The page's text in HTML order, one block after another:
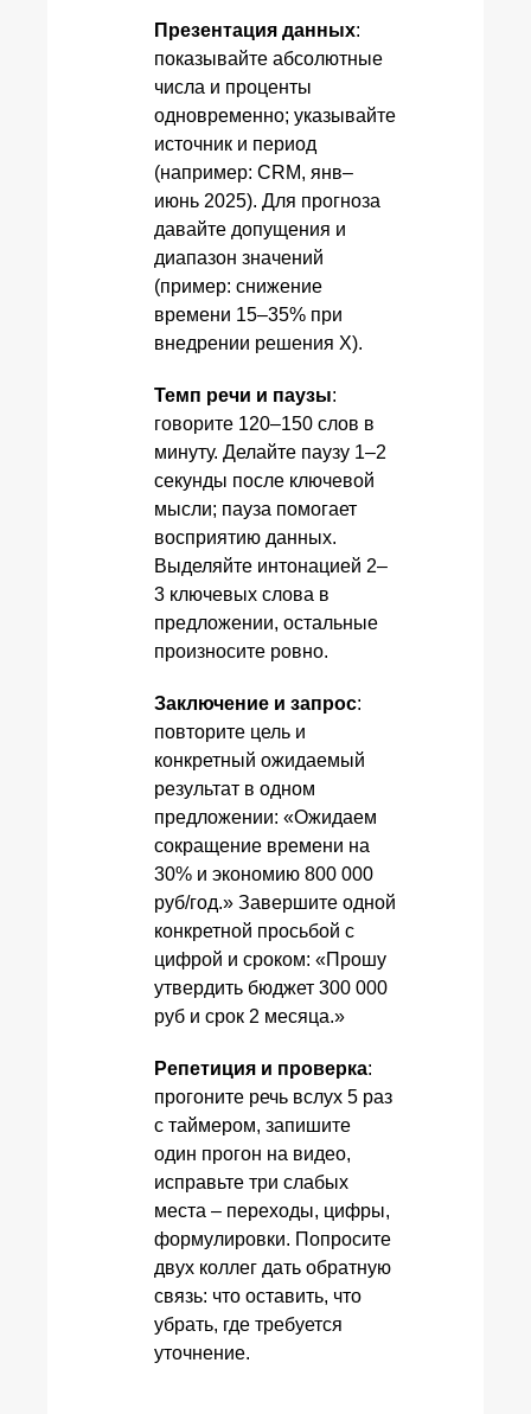
Презентация данных:
показывайте абсолютные
числа и проценты
одновременно; указывайте
источник и период
(например: CRM, янв–
июнь 2025). Для прогноза
давайте допущения и
диапазон значений
(пример: снижение
времени 15–35% при
внедрении решения X).
Темп речи и паузы:
говорите 120–150 слов в
минуту. Делайте паузу 1–2
секунды после ключевой
мысли; пауза помогает
восприятию данных.
Выделяйте интонацией 2–
3 ключевых слова в
предложении, остальные
произносите ровно.
Заключение и запрос:
повторите цель и
конкретный ожидаемый
результат в одном
предложении: «Ожидаем
сокращение времени на
30% и экономию 800 000
руб/год.» Завершите одной
конкретной просьбой с
цифрой и сроком: «Прошу
утвердить бюджет 300 000
руб и срок 2 месяца.»
Репетиция и проверка:
прогоните речь вслух 5 раз
с таймером, запишите
один прогон на видео,
исправьте три слабых
места – переходы, цифры,
формулировки. Попросите
двух коллег дать обратную
связь: что оставить, что
убрать, где требуется
уточнение.